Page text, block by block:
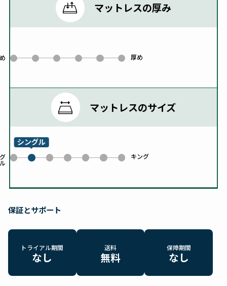
マットレスの厚み
0 1 2 3 4 厚め
5
マットレスのサイズ
ル
0
1
シングル
2 3 4 5 キング
6
保証とサポート
トライアル期間
なし
送料
無料
保障期間
なし